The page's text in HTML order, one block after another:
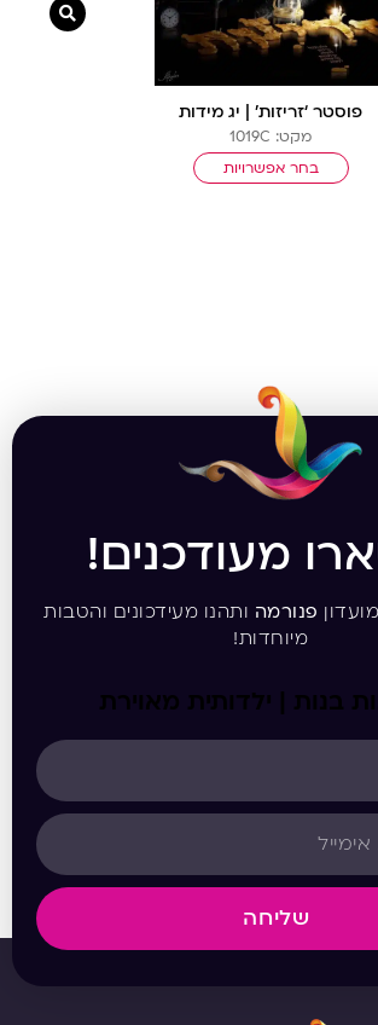
פוסטר ‘זריזות’ | יג מידות
מקט: 1019C
בחר אפשרויות
צפייה
מעודכנים!
פנורמה ותהנו מעידכונים והטבות
מיוחדות!
בנות | ילדותית מאוירת
שליחה